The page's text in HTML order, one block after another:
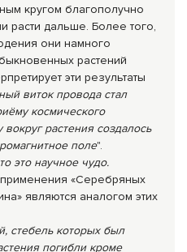
кругом благополучно
расти дальше. Более того,
они намного
растений
эти результаты
виток провода стал
космического
растения создалось
поле".
это научное чудо.
«Серебряных
являются аналогом этих
стебель которых был
погибли кроме